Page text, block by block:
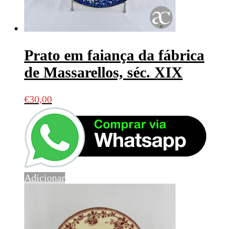
Prato em faiança da fábrica
de Massarellos, séc. XIX
€30,00
Adicionar